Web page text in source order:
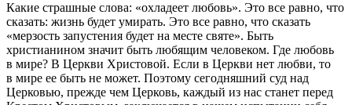
Какие страшные слова: «охладеет любовь». Это все равно, что
сказать: жизнь будет умирать. Это все равно, что сказать
«мерзость запустения будет на месте святе». Быть
христианином значит быть любящим человеком. Где любовь
в мире? В Церкви Христовой. Если в Церкви нет любви, то
в мире ее быть не может. Поэтому сегодняшний суд над
Церковью, прежде чем Церковь, каждый из нас станет перед